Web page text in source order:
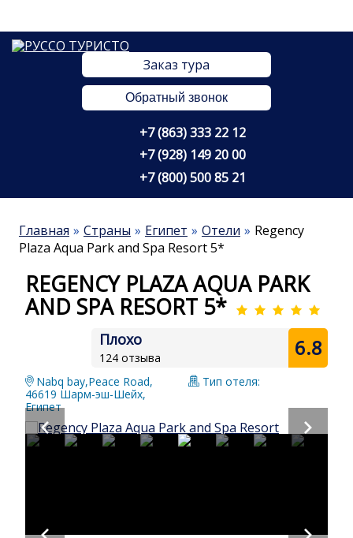
Заказ тура
Обратный звонок
+7 (863) 333 22 12
+7 (928) 149 20 00
+7 (800) 500 85 21
Главная Страны Египет Отели
Regency
Plaza Aqua Park and Spa Resort 5*
REGENCY PLAZA AQUA PARK
AND SPA RESORT 5*
Плохо
124 отзыва 6.8
Nabq bay,Peace Road,
46619 Шарм-эш-Шейх,
Египет
Тип отеля: